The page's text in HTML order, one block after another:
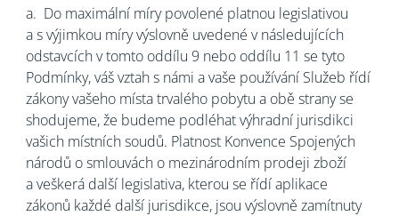
a. Do maximální míry povolené platnou legislativou
a s výjimkou míry výslovně uvedené v následujících
odstavcích v tomto oddílu 9 nebo oddílu 11 se tyto
Podmínky, váš vztah s námi a vaše používání Služeb řídí
zákony vašeho místa trvalého pobytu a obě strany se
shodujeme, že budeme podléhat výhradní jurisdikci
vašich místních soudů. Platnost Konvence Spojených
národů o smlouvách o mezinárodním prodeji zboží
a veškerá další legislativa, kterou se řídí aplikace
zákonů každé další jurisdikce, jsou výslovně zamítnuty